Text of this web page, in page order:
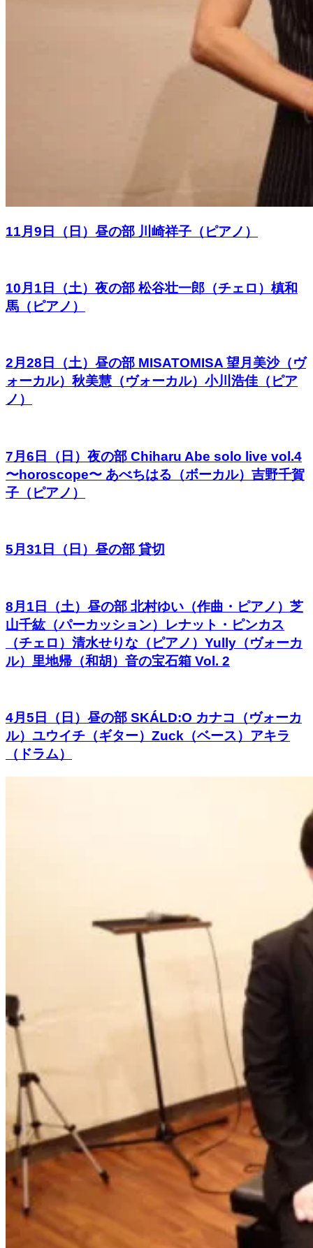
11月9日（日）昼の部 川崎祥子（ピアノ）
10月1日（土）夜の部 松谷壮一郎（チェロ）槙和
馬（ピアノ）
2月28日（土）昼の部 MISATOMISA 望月美沙（ヴ
ォーカル）秋美慧（ヴォーカル）小川浩佳（ピア
ノ）
7月6日（日）夜の部 Chiharu Abe solo live vol.4
〜horoscope〜 あべちはる（ボーカル）吉野千賀
子（ピアノ）
5月31日（日）昼の部 貸切
8月1日（土）昼の部 北村ゆい（作曲・ピアノ）芝
山千紘（パーカッション）レナット・ピンカス
（チェロ）清水せりな（ピアノ）Yully（ヴォーカ
ル）里地帰（和胡）音の宝石箱 Vol. 2
4月5日（日）昼の部 SKÁLD:O カナコ（ヴォーカ
ル）ユウイチ（ギター）Zuck（ベース）アキラ
（ドラム）